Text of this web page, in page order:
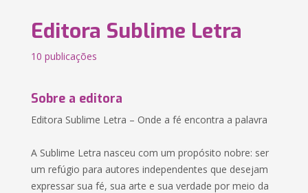
Editora Sublime Letra
10 publicações
Sobre a editora
Editora Sublime Letra – Onde a fé encontra a palavra
A Sublime Letra nasceu com um propósito nobre: ser
um refúgio para autores independentes que desejam
expressar sua fé, sua arte e sua verdade por meio da